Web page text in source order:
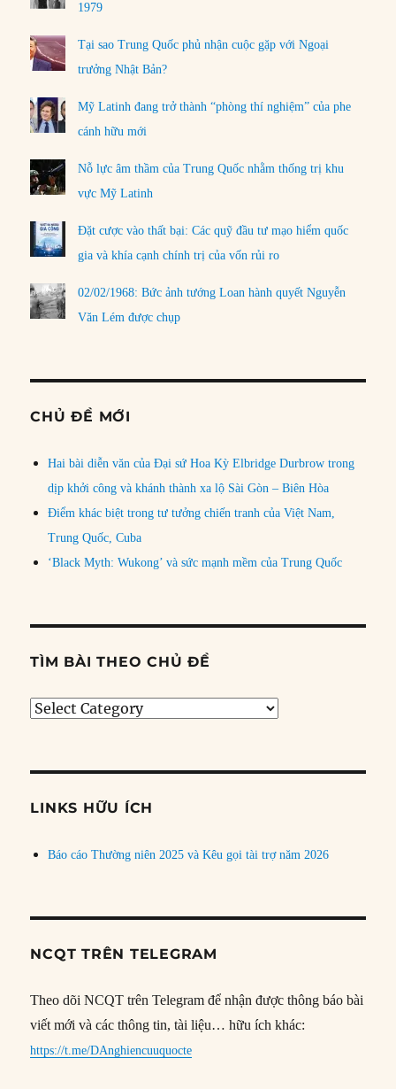
1979
Tại sao Trung Quốc phủ nhận cuộc gặp với Ngoại
trưởng Nhật Bản?
Mỹ Latinh đang trở thành “phòng thí nghiệm” của phe
cánh hữu mới
Nỗ lực âm thầm của Trung Quốc nhằm thống trị khu
vực Mỹ Latinh
Đặt cược vào thất bại: Các quỹ đầu tư mạo hiểm quốc
gia và khía cạnh chính trị của vốn rủi ro
02/02/1968: Bức ảnh tướng Loan hành quyết Nguyễn
Văn Lém được chụp
CHỦ ĐỀ MỚI
Hai bài diễn văn của Đại sứ Hoa Kỳ Elbridge Durbrow trong
dịp khởi công và khánh thành xa lộ Sài Gòn – Biên Hòa
Điểm khác biệt trong tư tưởng chiến tranh của Việt Nam,
Trung Quốc, Cuba
‘Black Myth: Wukong’ và sức mạnh mềm của Trung Quốc
TÌM BÀI THEO CHỦ ĐỀ
Tìm
đề
LINKS HỮU ÍCH
Báo cáo Thường niên 2025 và Kêu gọi tài trợ năm 2026
NCQT TRÊN TELEGRAM
Theo dõi NCQT trên Telegram để nhận được thông báo bài
viết mới và các thông tin, tài liệu… hữu ích khác:
https://t.me/DAnghiencuuquocte